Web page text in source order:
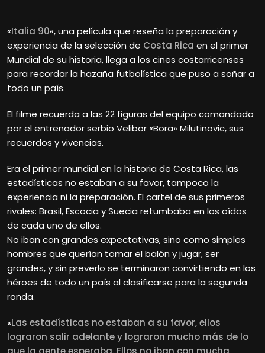
«Italia 90«, una película que reseña la preparación y
experiencia de la selección de Costa Rica en el primer
Mundial de su historia, llega a los cines costarricenses
para recordar la hazaña futbolística que puso a soñar a
todo un país.
El filme recuerda a las 22 figuras del equipo comandado
por el entrenador serbio Velibor «Bora» Milutinovic, sus
recuerdos y vivencias.
Era el primer mundial en la historia de Costa Rica, las
estadísticas no estaban a su favor, tampoco la
experiencia ni la preparación. El cartel de sus primeros
rivales: Brasil, Escocia y Suecia retumbaba en los oídos
de cada uno de ellos.
No iban con grandes expectativas, sino como simples
hombres que querían tomar el balón y jugar, ser
grandes, y sin preverlo se terminaron convirtiendo en los
héroes de todo un país al clasificarse para la segunda
ronda.
«Las estadísticas no estaban a su favor, ellos
lograron salir adelante y lograron mucho más de lo